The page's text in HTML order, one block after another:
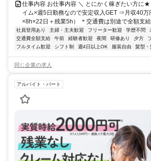
仕事内容 お仕事内容 ＼ とにかく稼ぎたい方に★
イム×週5日勤務なので安定収入GET ⇒月収40万
×8h×22日＋残業5h） ＊交通費は別途で全額支
社員登用あり 主婦・主夫歓迎 フリーター歓迎 学歴不問
交通費全額支給
午前 経験者歓迎 夜間 研修あり 夕方
フルタイム歓迎
シフト制 週4日以上OK 服装自由 髪型・
同じ企業の求人
アルバイト・パート